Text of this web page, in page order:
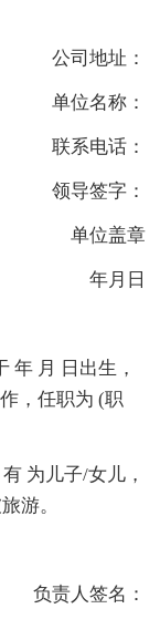
公司地址：
单位名称：
联系电话：
领导签字：
单位盖章
年月日
年 月 日出生，
，任职为 (职
为儿子/女儿，
游。
负责人签名：